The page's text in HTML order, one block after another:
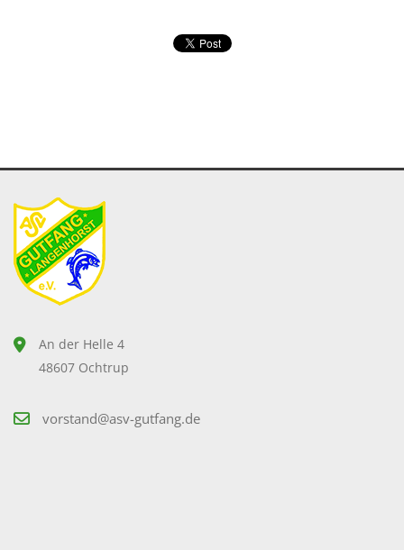
An der Helle 4
48607 Ochtrup
vorstand@asv-gutfang.de